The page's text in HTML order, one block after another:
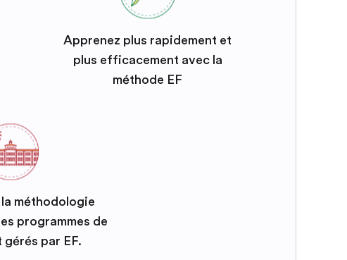
Apprenez plus rapidement et
plus efficacement avec la
méthode EF
méthodologie
programmes de
par EF.